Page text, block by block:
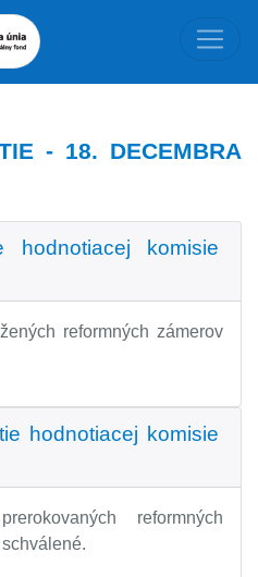
- 18. DECEMBRA
hodnotiacej komisie
reformných zámerov
hodnotiacej komisie
reformných